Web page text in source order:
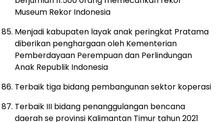
Museum Rekor Indonesia
Menjadi kabupaten layak anak peringkat Pratama
diberikan penghargaan oleh Kementerian
Pemberdayaan Perempuan dan Perlindungan
Anak Republik Indonesia
Terbaik tiga bidang pembangunan sektor koperasi
Terbaik III bidang penanggulangan bencana
daerah se provinsi Kalimantan Timur tahun 2021